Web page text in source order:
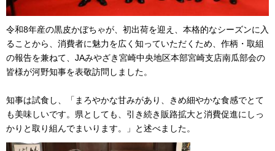
令和8年産の黒皮かぼちゃが、初出荷を迎え、本格的なシーズンに入
ることから、消費者に魅力を広く知っていただくため、作柄・取組
の報告を兼ねて、JAみやざき宮崎中央地区本部宮崎支店南瓜部会の
皆様が河野知事を表敬訪問しました。
知事は試食し、「まろやかな甘みがあり、きめ細やかな食感でとて
も美味しいです。県としても、引き続き販路拡大と消費促進にしっ
かりと取り組んでまいります。」と述べました。